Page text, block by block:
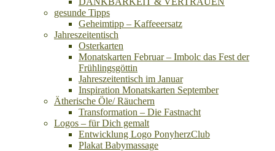
gesunde Tipps
Geheimtipp – Kaffeeersatz
Jahreszeitentisch
Osterkarten
Monatskarten Februar – Imbolc das Fest der
Frühlingsgöttin
Jahreszeitentisch im Januar
Inspiration Monatskarten September
Ätherische Öle/ Räuchern
Transformation – Die Fastnacht
Logos – für Dich gemalt
Entwicklung Logo PonyherzClub
Plakat Babymassage